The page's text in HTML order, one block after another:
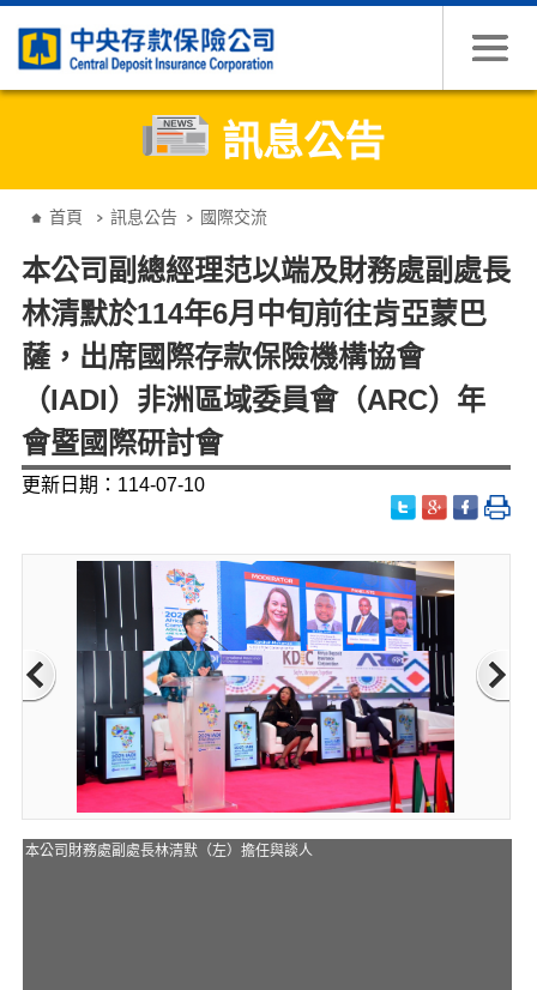
訊息公告
首頁 訊息公告 國際交流
本公司副總經理范以端及財務處副處長
林清默於114年6月中旬前往肯亞蒙巴
薩，出席國際存款保險機構協會
（IADI）非洲區域委員會（ARC）年
會暨國際研討會
更新日期：114-07-10
本公司財務處副處長林清默（左）擔任與談人